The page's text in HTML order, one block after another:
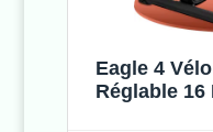
Eagle 4
Réglable